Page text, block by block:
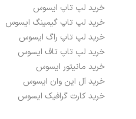
صفحه نمایش لمسی
صفحه نمایش مات بله
نرخ بروزرسانی
نوع صفحه نمایش IPS
خرید لپ تاپ ایسوس
خرید لپ تاپ گیمینگ ایسوس
خرید لپ تاپ راگ ایسوس
خرید لپ تاپ تاف ایسوس
خرید مانیتور ایسوس
خرید آل این وان ایسوس
خرید کارت گرافیک ایسوس